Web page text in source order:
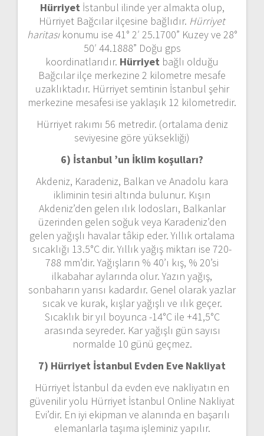
Hürriyet İstanbul ilinde yer almakta olup,
Hürriyet Bağcılar ilçesine bağlıdır. Hürriyet
haritasıkonumu ise 41° 2′ 25.1700” Kuzey ve 28°
50′ 44.1888” Doğu gps
koordinatlarıdır. Hürriyet bağlı olduğu
Bağcılar ilçe merkezine 2 kilometre mesafe
uzaklıktadır. Hürriyet semtinin İstanbul şehir
merkezine mesafesi ise yaklaşık 12 kilometredir.
Hürriyet rakımı 56 metredir. (ortalama deniz
seviyesine göre yüksekliği)
6) İstanbul ’un İklim koşulları?
Akdeniz, Karadeniz, Balkan ve Anadolu kara
ikliminin tesiri altında bulunur. Kışın
Akdeniz’den gelen ılık lodosları, Balkanlar
üzerinden gelen soğuk veya Karadeniz’den
gelen yağışlı havalar tâkip eder. Yıllık ortalama
sıcaklığı 13.5°C dir. Yıllık yağış miktarı ise 720-
788 mm’dir. Yağışların % 40’ı kış, % 20’si
ilkabahar aylarında olur. Yazın yağış,
sonbaharın yarısı kadardır. Genel olarak yazlar
sıcak ve kurak, kışlar yağışlı ve ılık geçer.
Sıcaklık bir yıl boyunca -14°C ile +41,5°C
arasında seyreder. Kar yağışlı gün sayısı
normalde 10 günü geçmez.
7) Hürriyet İstanbul Evden Eve Nakliyat
Hürriyet İstanbul da evden eve nakliyatın en
güvenilir yolu Hürriyet İstanbul Online Nakliyat
Evi’dir. En iyi ekipman ve alanında en başarılı
elemanlarla taşıma işleminiz yapılır.